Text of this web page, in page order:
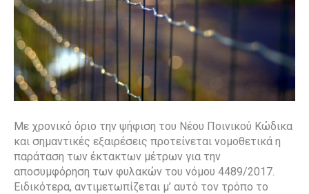
Με χρονικό όριο την ψήφιση του Νέου Ποινικού Κώδικα
και σημαντικές εξαιρέσεις προτείνεται νομοθετικά η
παράταση των έκτακτων μέτρων για την
αποσυμφόρηση των φυλακών του νόμου 4489/2017.
Ειδικότερα, αντιμετωπίζεται μ’ αυτό τον τρόπο το